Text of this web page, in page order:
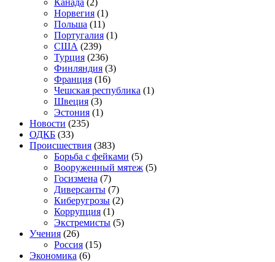
Канада (2)
Норвегия (1)
Польша (11)
Португалия (1)
США (239)
Турция (236)
Финляндия (3)
Франция (16)
Чешская республика (1)
Швеция (3)
Эстония (1)
Новости (235)
ОДКБ (33)
Происшествия (383)
Борьба с фейками (5)
Вооруженный мятеж (5)
Госизмена (7)
Диверсанты (7)
Киберугрозы (2)
Коррупция (1)
Экстремисты (5)
Учения (26)
Россия (15)
Экономика (6)